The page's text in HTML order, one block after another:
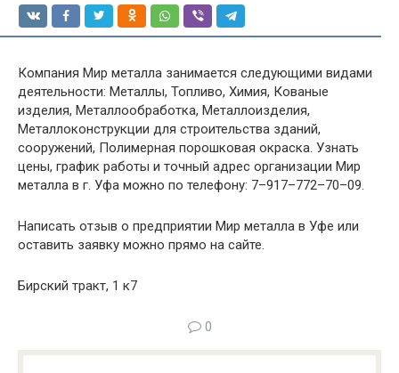
Компания Мир металла занимается следующими видами
деятельности: Металлы, Топливо, Химия, Кованые
изделия, Металлообработка, Металлоизделия,
Металлоконструкции для строительства зданий,
сооружений, Полимерная порошковая окраска. Узнать
цены, график работы и точный адрес организации Мир
металла в г. Уфа можно по телефону: 7–917–772–70–09.
Написать отзыв о предприятии Мир металла в Уфе или
оставить заявку можно прямо на сайте.
Бирский тракт, 1 к7
0